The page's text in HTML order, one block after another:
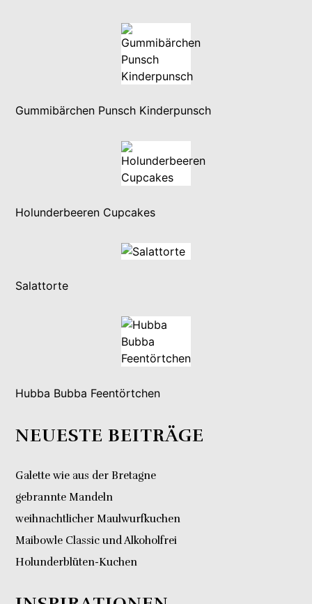
Gummibärchen Punsch Kinderpunsch
Holunderbeeren Cupcakes
Salattorte
Hubba Bubba Feentörtchen
NEUESTE BEITRÄGE
Galette wie aus der Bretagne
gebrannte Mandeln
weihnachtlicher Maulwurfkuchen
Maibowle Classic und Alkoholfrei
Holunderblüten-Kuchen